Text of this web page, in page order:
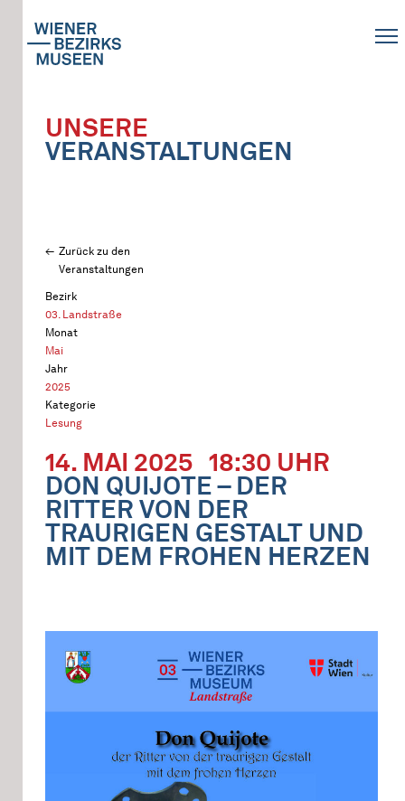
UNSERE
VERANSTALTUNGEN
Zurück zu den
Veranstaltungen
Bezirk
03. Landstraße
Monat
Mai
Jahr
2025
Kategorie
Lesung
14. MAI 2025 18:30 UHR
DON QUIJOTE – DER
RITTER VON DER
TRAURIGEN GESTALT UND
MIT DEM FROHEN HERZEN